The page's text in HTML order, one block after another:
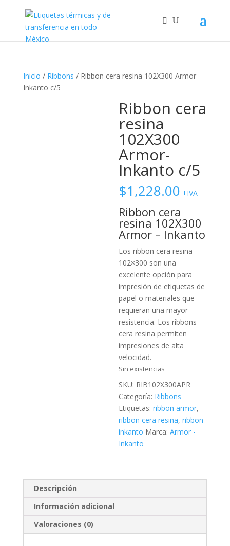
Inicio / Ribbons / Ribbon cera resina 102X300 Armor-
Inkanto c/5
Ribbon cera
resina
102X300
Armor-
Inkanto c/5
$1,228.00 +IVA
Ribbon cera
resina 102X300
Armor – Inkanto
Los ribbon cera resina
102×300 son una
excelente opción para
impresión de etiquetas de
papel o materiales que
requieran una mayor
resistencia. Los ribbons
cera resina permiten
impresiones de alta
velocidad.
Sin existencias
SKU: RIB102X300APR
Categoría: Ribbons
Etiquetas:ribbon armor,
ribbon cera resina,ribbon
inkanto Marca:Armor -
Inkanto
Descripción
Información adicional
Valoraciones (0)